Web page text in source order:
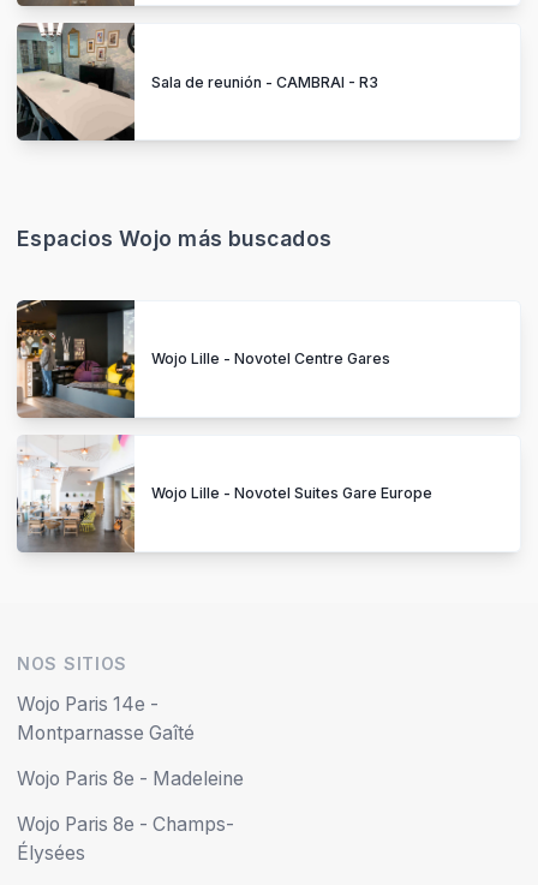
Sala de reunión - CAMBRAI - R3
Espacios Wojo más buscados
Wojo Lille - Novotel Centre Gares
Wojo Lille - Novotel Suites Gare Europe
NOS SITIOS
Wojo Paris 14e -
Montparnasse Gaîté
Wojo Paris 8e - Madeleine
Wojo Paris 8e - Champs-
Élysées